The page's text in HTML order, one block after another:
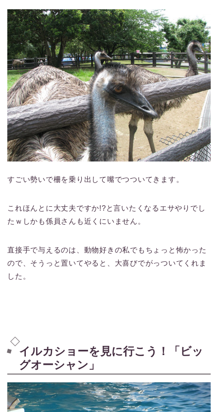
すごい勢いで柵を乗り出して嘴でつついてきます。
これほんとに大丈夫ですか!?と言いたくなるエサやりでし
たｗしかも係員さんも近くにいません。
直接手で与えるのは、動物好きの私でもちょっと怖かった
ので、そうっと置いてやると、大喜びでがっついてくれま
した。
イルカショーを見に行こう！「ビッ
グオーシャン」